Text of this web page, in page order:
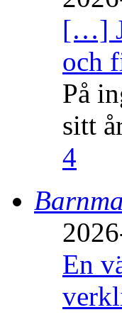
[…]
och
På
sitt
4
En